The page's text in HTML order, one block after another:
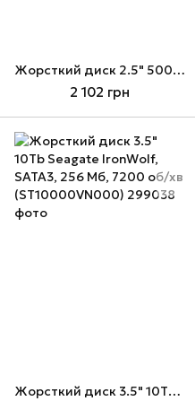
Жорсткий диск 2.5" 500Gb HP, SATA3, 64 Мб, 7200 об/хв (MM0500GBKAK) + перехідник на 3.5"
2 102 грн
Жорсткий диск 3.5" 10Tb Seagate IronWolf, SATA3, 256 Мб, 7200 об/хв (ST10000VN000)